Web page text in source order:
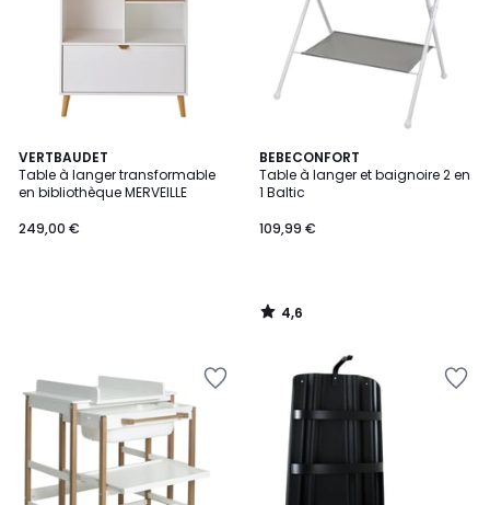
VERTBAUDET
Table à langer transformable
en bibliothèque MERVEILLE
249,00 €
BEBECONFORT
Table à langer et baignoire 2 en
1 Baltic
109,99 €
4,6
/ 5
4,6
/